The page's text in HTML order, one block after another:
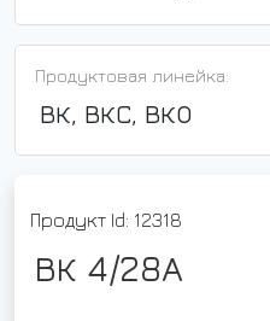
Продуктовая линейка:
ВК, ВКС, ВКО
Продукт Id: 12318
ВК 4/28А